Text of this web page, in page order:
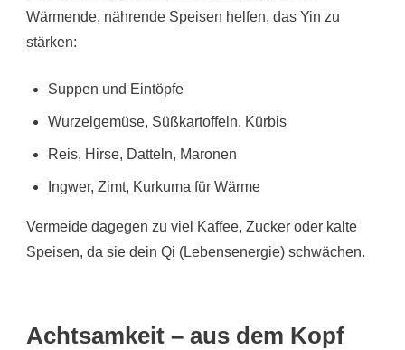
Wärmende, nährende Speisen helfen, das Yin zu
stärken:
Suppen und Eintöpfe
Wurzelgemüse, Süßkartoffeln, Kürbis
Reis, Hirse, Datteln, Maronen
Ingwer, Zimt, Kurkuma für Wärme
Vermeide dagegen zu viel Kaffee, Zucker oder kalte
Speisen, da sie dein Qi (Lebensenergie) schwächen.
Achtsamkeit – aus dem Kopf